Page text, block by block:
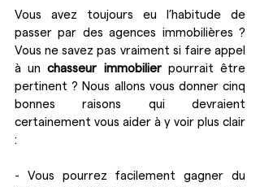
Vous avez toujours eu l’habitude de
passer par des agences immobilières ?
Vous ne savez pas vraiment si faire appel
à un chasseur immobilier pourrait être
pertinent ? Nous allons vous donner cinq
bonnes raisons qui devraient
certainement vous aider à y voir plus clair
:
- Vous pourrez facilement gagner du